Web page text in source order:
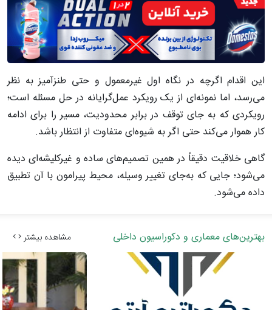
این اقدام اگرچه در نگاه اول غیرمعمول و حتی طنزآمیز به نظر
می‌رسد، اما نمونه‌ای از یک رویکرد عمل‌گرایانه در حل مسئله است؛
رویکردی که به جای توقف در برابر محدودیت، مسیر را برای ادامه
کار هموار می‌کند حتی اگر به شیوه‌ای متفاوت از انتظار باشد.
گاهی خلاقیت دقیقاً در همین تصمیم‌های ساده و غیرکلیشه‌ای دیده
می‌شود؛ جایی که به‌جای تغییر وسیله، محیط پیرامون با آن تطبیق
داده می‌شود.
بهترین‌های معماری و دکوراسیون داخلی مشاهده بیشتر